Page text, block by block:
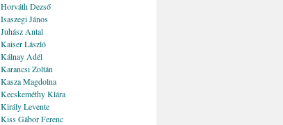
Horváth Dezső
Isaszegi János
Juhász Antal
Kaiser László
Kálnay Adél
Karancsi Zoltán
Kasza Magdolna
Kecskeméthy Klára
Király Levente
Kiss Gábor Ferenc